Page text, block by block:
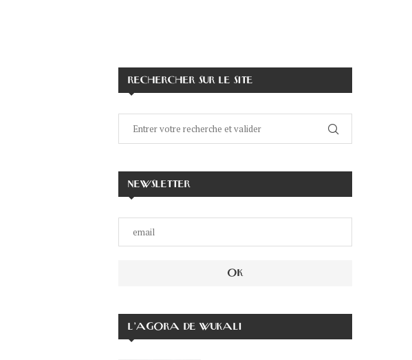
RECHERCHER SUR LE SITE
NEWSLETTER
L’AGORA DE WUKALI